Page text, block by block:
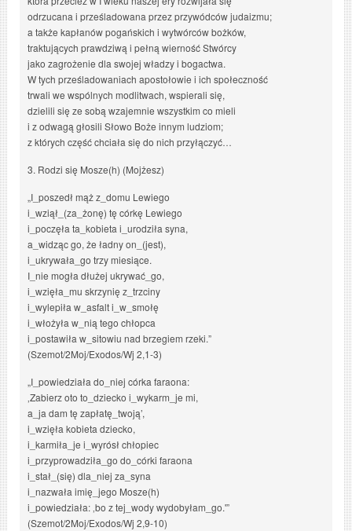
odrzucana i prześladowana przez przywódców judaizmu;
a także kapłanów pogańskich i wytwórców bożków,
traktujących prawdziwą i pełną wierność Stwórcy
jako zagrożenie dla swojej władzy i bogactwa.
W tych prześladowaniach apostołowie i ich społeczność
trwali we wspólnych modlitwach, wspierali się,
dzielili się ze sobą wzajemnie wszystkim co mieli
i z odwagą głosili Słowo Boże innym ludziom;
z których część chciała się do nich przyłączyć…
3. Rodzi się Mosze(h) (Mojżesz)
„I_poszedł mąż z_domu Lewiego
i_wziął_(za_żonę) tę córkę Lewiego
i_poczęła ta_kobieta i_urodziła syna,
a_widząc go, że ładny on_(jest),
i_ukrywała_go trzy miesiące.
I_nie mogła dłużej ukrywać_go,
i_wzięła_mu skrzynię z_trzciny
i_wylepiła w_asfalt i_w_smołę
i_włożyła w_nią tego chłopca
i_postawiła w_sitowiu nad brzegiem rzeki.”
(Szemot/2Moj/Exodos/Wj 2,1-3)
„I_powiedziała do_niej córka faraona:
‚Zabierz oto to_dziecko i_wykarm_je mi,
a_ja dam tę zapłatę_twoją’,
i_wzięła kobieta dziecko,
i_karmiła_je i_wyrósł chłopiec
i_przyprowadziła_go do_córki faraona
i_stał_(się) dla_niej za_syna
i_nazwała imię_jego Mosze(h)
i_powiedziała: ‚bo z tej_wody wydobyłam_go.'”
(Szemot/2Moj/Exodos/Wj 2,9-10)